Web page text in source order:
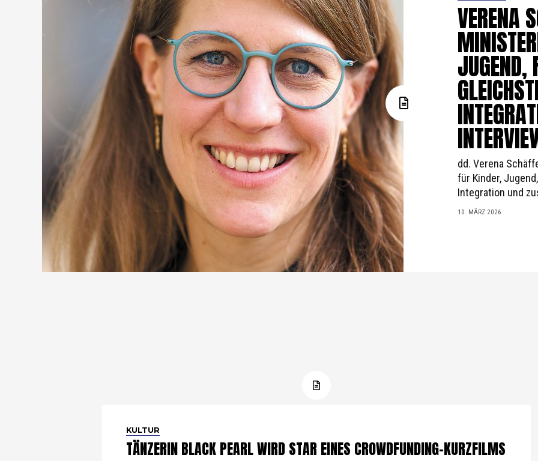
VERENA
dd. Verena
für Kinder,
Integration und
10. MÄRZ 2026
KULTUR
TÄNZERIN BLACK PEARL WIRD STAR EINES CROWDFUNDING-KURZFILMS